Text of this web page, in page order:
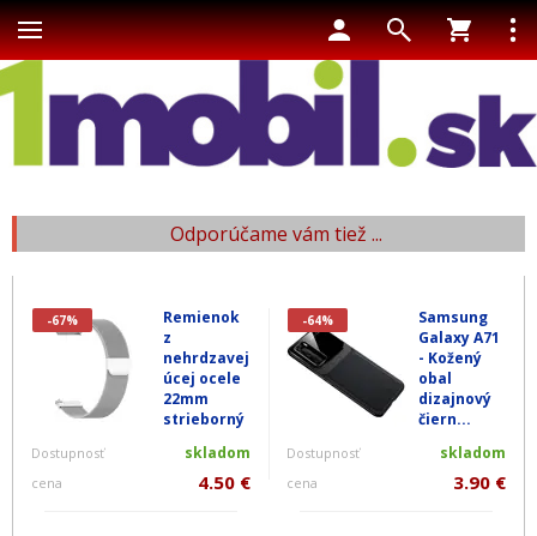
Odporúčame vám tiež ...
-67%
Remienok
z
nehrdzavej
úcej ocele
22mm
strieborný
Dostupnosť skladom
cena 4.50 €
-64%
Samsung
Galaxy A71
- Kožený
obal
dizajnový
čiern...
Dostupnosť skladom
cena 3.90 €